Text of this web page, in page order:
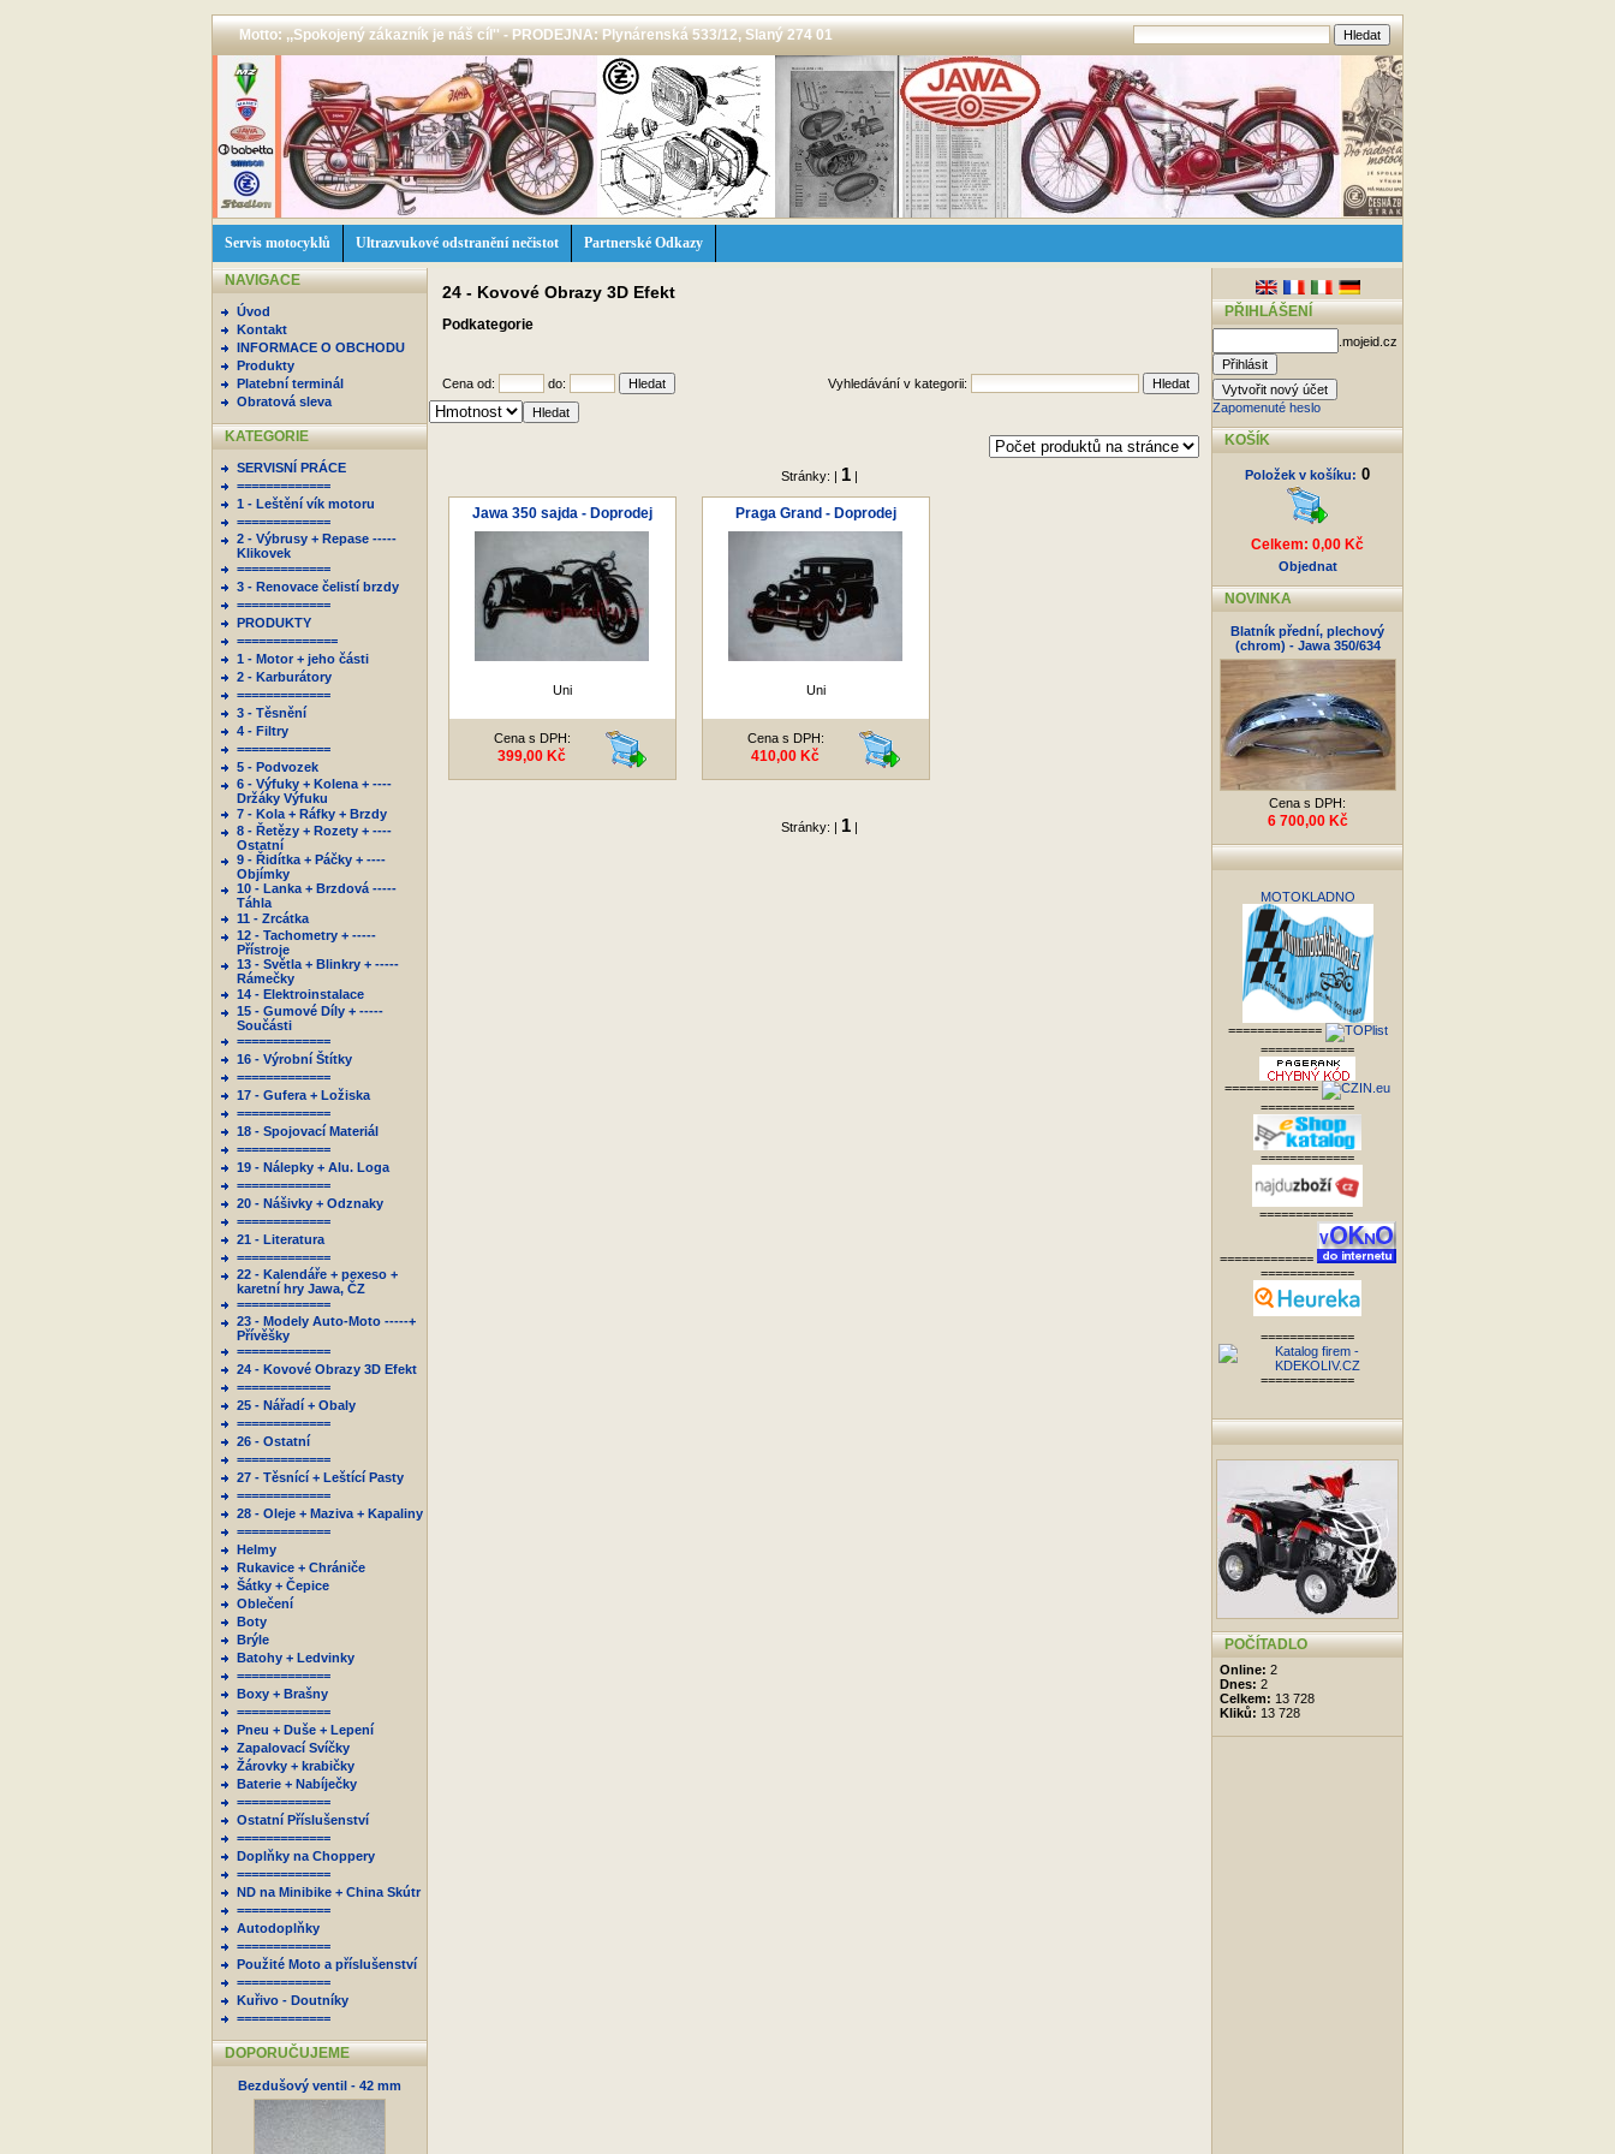
Motto: ,,Spokojený zákazník je náš cíl'' - PRODEJNA: Plynárenská 533/12, Slaný 274 01
Servis motocyklů Ultrazvukové odstranění nečistot Partnerské Odkazy
NAVIGACE
Úvod
Kontakt
INFORMACE O OBCHODU
Produkty
Platební terminál
Obratová sleva
KATEGORIE
SERVISNÍ PRÁCE
=============
1 - Leštění vík motoru
=============
2 - Výbrusy + Repase -----
Klikovek
=============
3 - Renovace čelistí brzdy
=============
PRODUKTY
==============
1 - Motor + jeho části
2 - Karburátory
=============
3 - Těsnění
4 - Filtry
=============
5 - Podvozek
6 - Výfuky + Kolena + ----
Držáky Výfuku
7 - Kola + Ráfky + Brzdy
8 - Řetězy + Rozety + ----
Ostatní
9 - Řidítka + Páčky + ----
Objímky
10 - Lanka + Brzdová -----
Táhla
11 - Zrcátka
12 - Tachometry + -----
Přístroje
13 - Světla + Blinkry + -----
Rámečky
14 - Elektroinstalace
15 - Gumové Díly + -----
Součásti
=============
16 - Výrobní Štítky
=============
17 - Gufera + Ložiska
=============
18 - Spojovací Materiál
=============
19 - Nálepky + Alu. Loga
=============
20 - Nášivky + Odznaky
=============
21 - Literatura
=============
22 - Kalendáře + pexeso +
karetní hry Jawa, ČZ
=============
23 - Modely Auto-Moto -----+
Přívěšky
=============
24 - Kovové Obrazy 3D Efekt
=============
25 - Nářadí + Obaly
=============
26 - Ostatní
=============
27 - Těsnící + Leštící Pasty
=============
28 - Oleje + Maziva + Kapaliny
=============
Helmy
Rukavice + Chrániče
Šátky + Čepice
Oblečení
Boty
Brýle
Batohy + Ledvinky
=============
Boxy + Brašny
=============
Pneu + Duše + Lepení
Zapalovací Svíčky
Žárovky + krabičky
Baterie + Nabíječky
=============
Ostatní Příslušenství
=============
Doplňky na Choppery
=============
ND na Minibike + China Skútr
=============
Autodoplňky
=============
Použité Moto a příslušenství
=============
Kuřivo - Doutníky
=============
DOPORUČUJEME
Bezdušový ventil - 42 mm
24 - Kovové Obrazy 3D Efekt
Podkategorie
Cena od: do: Vyhledávání v kategorii:
Stránky: | 1 |
Jawa 350 sajda - Doprodej
Uni
Cena s DPH:
399,00 Kč
Praga Grand - Doprodej
Uni
Cena s DPH:
410,00 Kč
Stránky: | 1 |
PŘIHLÁŠENÍ
.mojeid.cz
Zapomenuté heslo
KOŠÍK
Položek v košíku: 0
Celkem: 0,00 Kč
Objednat
NOVINKA
Blatník přední, plechový
(chrom) - Jawa 350/634
Cena s DPH:
6 700,00 Kč
MOTOKLADNO
=============
=============
=============
=============
=============
=============
=============
=============
=============
=============
POČÍTADLO
Online: 2
Dnes: 2
Celkem: 13 728
Kliků: 13 728